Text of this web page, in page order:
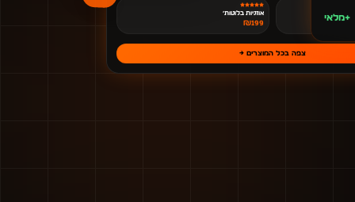
אוזניות בלוטות׳
₪199
צפה בכל המוצרים →